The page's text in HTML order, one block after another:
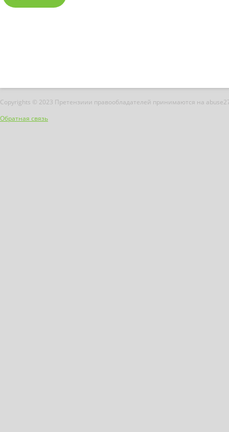
Copyrights © 2023 Претензиии правообладателей принимаются на
Обратная связь